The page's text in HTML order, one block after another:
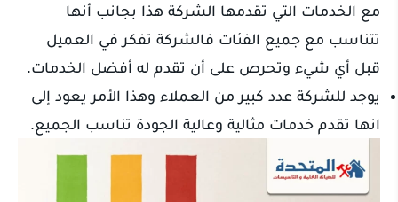
مع الخدمات التي تقدمها الشركة هذا بجانب أنها
تتناسب مع جميع الفئات فالشركة تفكر في العميل
قبل أي شيء وتحرص على أن تقدم له أفضل الخدمات.
يوجد للشركة عدد كبير من العملاء وهذا الأمر يعود إلى
انها تقدم خدمات مثالية وعالية الجودة تناسب الجميع.